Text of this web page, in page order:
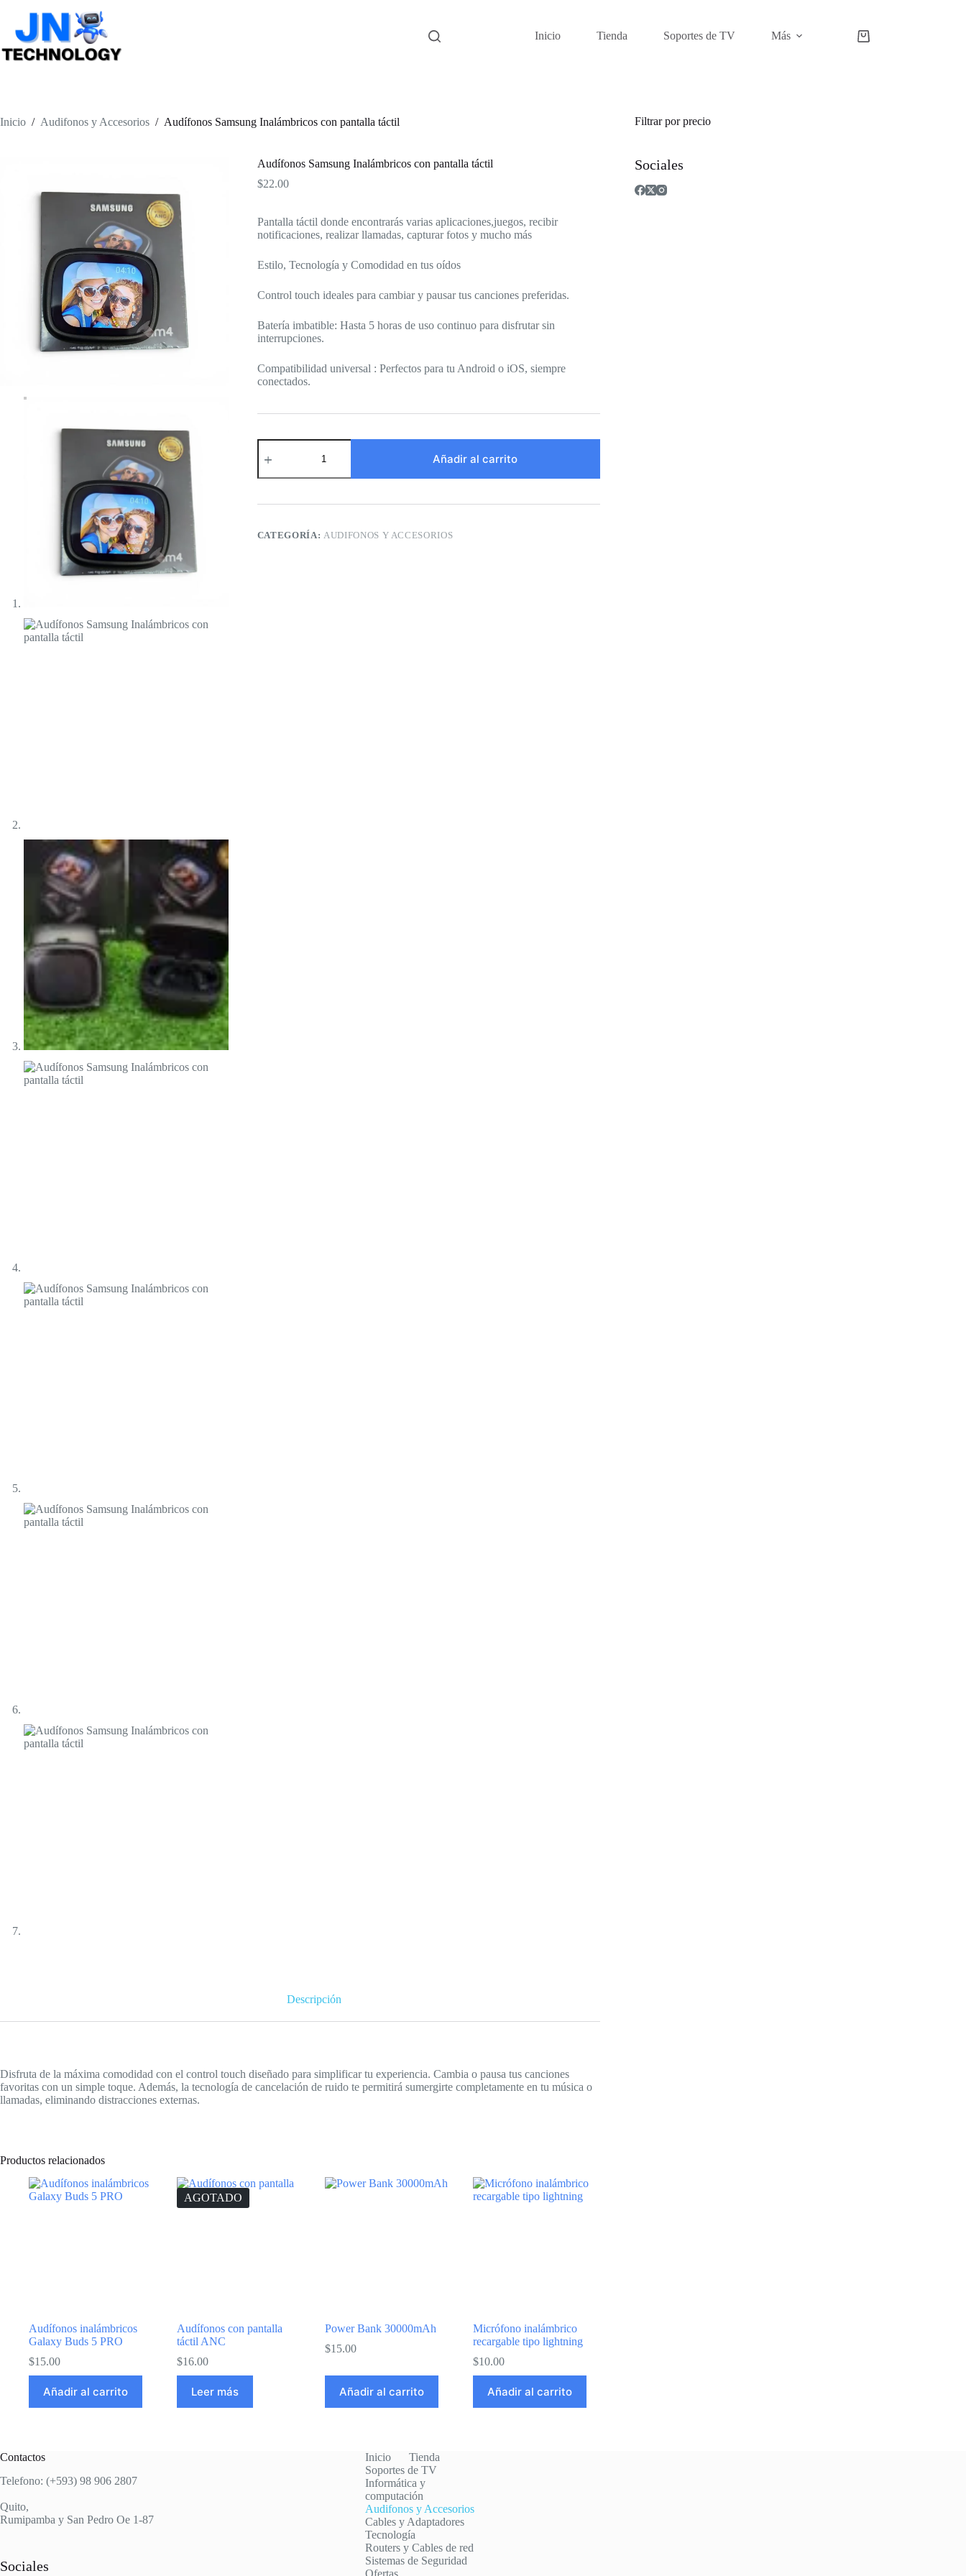
contenido
Inicio Tienda Soportes de TV Más
Carro
Inicio / Audifonos y Accesorios / Audífonos Samsung Inalámbricos con pantalla táctil
Audífonos Samsung Inalámbricos con pantalla táctil
$22.00
Pantalla táctil donde encontrarás varias aplicaciones,juegos, recibir
notificaciones, realizar llamadas, capturar fotos y mucho más
Estilo, Tecnología y Comodidad en tus oídos
Control touch ideales para cambiar y pausar tus canciones preferidas.
Batería imbatible: Hasta 5 horas de uso continuo para disfrutar sin
interrupciones.
Compatibilidad universal : Perfectos para tu Android o iOS, siempre
conectados.
Audífonos
Samsung
con
táctil
Añadir al carrito
CATEGORÍA: AUDIFONOS Y ACCESORIOS
Descripción
Disfruta de la máxima comodidad con el control touch diseñado para simplificar tu experiencia. Cambia o pausa tus canciones
favoritas con un simple toque. Además, la tecnología de cancelación de ruido te permitirá sumergirte completamente en tu música o
llamadas, eliminando distracciones externas.
Productos relacionados
Audífonos inalámbricos
Galaxy Buds 5 PRO
$15.00
Añadir al carrito
AGOTADO
Audífonos con pantalla
táctil ANC
$16.00
Leer más
Power Bank 30000mAh
$15.00
Añadir al carrito
Micrófono inalámbrico
recargable tipo lightning
$10.00
Añadir al carrito
Filtrar por precio
Sociales
Contactos
Telefono: (+593) 98 906 2807
Quito,
Rumipamba y San Pedro Oe 1-87
Sociales
Inicio
Tienda
Soportes de TV
Informática y
computación
Audifonos y Accesorios
Cables y Adaptadores
Tecnología
Routers y Cables de red
Sistemas de Seguridad
Ofertas